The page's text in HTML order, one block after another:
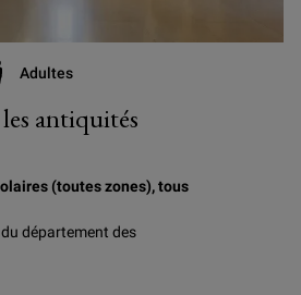
antiquités
Adultes
(toutes zones), tous
département des